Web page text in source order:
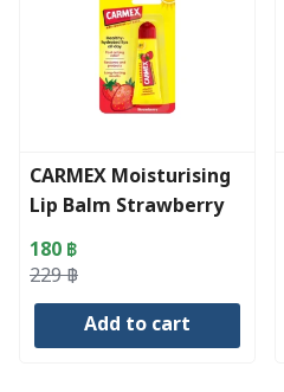
CARMEX Moisturising
Lip Balm Strawberry
SPF15 Squeeze Tube
(10 g)
229฿
Original
price
180 ฿
Current
price
Add to cart